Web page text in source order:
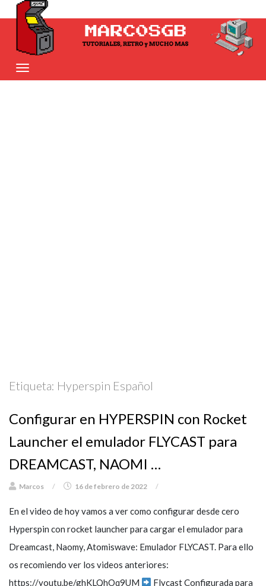
Etiqueta: Hyperspin Español
Configurar en HYPERSPIN con Rocket
Launcher el emulador FLYCAST para
DREAMCAST, NAOMI …
Marcos / 16 de febrero de 2022 /
En el video de hoy vamos a ver como configurar desde cero
Hyperspin con rocket launcher para cargar el emulador para
Dreamcast, Naomy, Atomiswave: Emulador FLYCAST. Para ello
os recomiendo ver los videos anteriores:
https://youtu.be/ghKLQhOq9UM
Flycast Configurada para